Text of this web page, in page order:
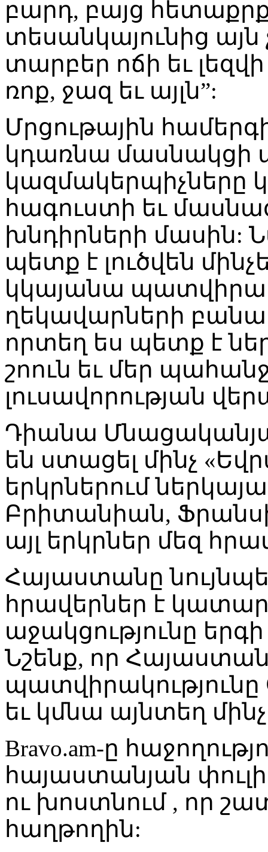
բարդ, բայց
տեսանկայունից
տարբեր ոճի եւ
ռոք, ջազ եւ այլն”:
Մրցութային
կդառնա մասնակցի
կազմակերպիչները
հագուստի եւ
խնդիրների մասին:
պետք է լուծվեն
կկայանա
ղեկավարների
որտեղ ես պետք է
շոուն եւ մեր
լուսավորության
Դիանա
են ստացել մինչ
երկրներում
Բրիտանիան,
այլ երկրներ մեզ
Հայաստանը
հրավերներ է
աջակցությունը
Նշենք, որ
պատվիրակությունը
եւ կմնա այնտեղ
Bravo.am-ը
հայաստանյան
ու խոստնում , որ
հաղթողին: